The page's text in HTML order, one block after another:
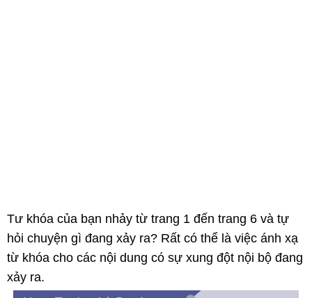
Tư khóa của bạn nhảy từ trang 1 đến trang 6 và tự
hỏi chuyện gì đang xảy ra? Rất có thể là việc ánh xạ
từ khóa cho các nội dung có sự xung đột nội bộ đang
xảy ra.